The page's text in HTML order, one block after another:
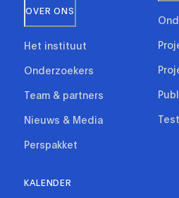
OVER ONS
Het instituut
Onderzoekers
Team & partners
Nieuws & Media
Perspakket
KALENDER